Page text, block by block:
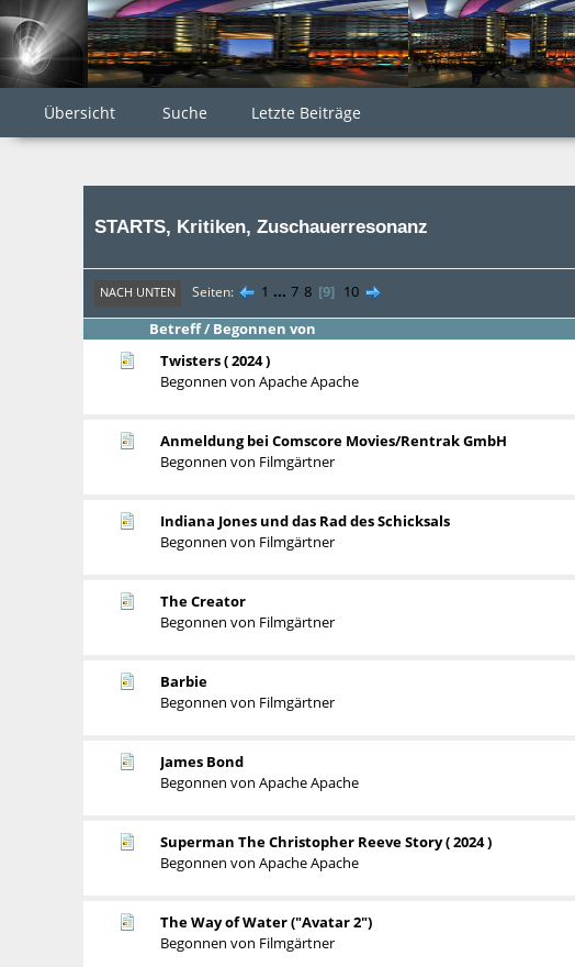
Übersicht Suche Letzte Beiträge
STARTS, Kritiken, Zuschauerresonanz
NACH UNTEN Seiten 1 ... 7 8 9
10
Betreff/ Begonnen von
Twisters ( 2024 )
Begonnen von Apache Apache
Anmeldung bei Comscore Movies/Rentrak GmbH
Begonnen von Filmgärtner
Indiana Jones und das Rad des Schicksals
Begonnen von Filmgärtner
The Creator
Begonnen von Filmgärtner
Barbie
Begonnen von Filmgärtner
James Bond
Begonnen von Apache Apache
Superman The Christopher Reeve Story ( 2024 )
Begonnen von Apache Apache
The Way of Water ("Avatar 2")
Begonnen von Filmgärtner